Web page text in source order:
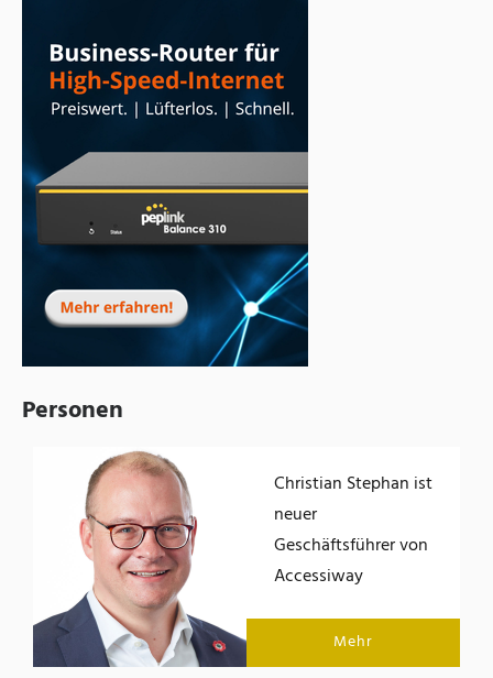
Personen
Christian Stephan ist
neuer
Geschäftsführer von
Accessiway
Mehr